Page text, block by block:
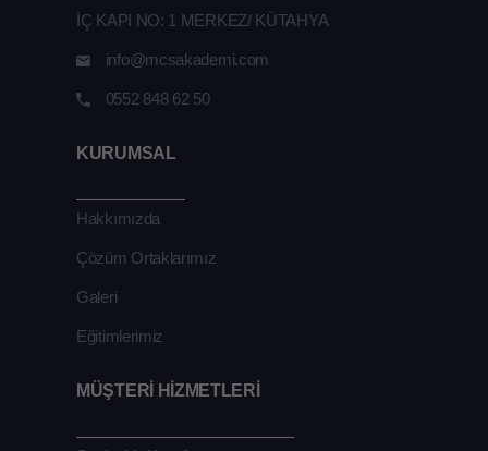
İÇ KAPI NO: 1 MERKEZ/ KÜTAHYA
info@mcsakademi.com
0552 848 62 50
KURUMSAL
Hakkımızda
Çözüm Ortaklarımız
Galeri
Eğitimlerimiz
MÜŞTERİ HİZMETLERİ